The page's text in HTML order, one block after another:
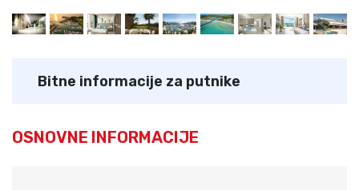
Bitne informacije za putnike
OSNOVNE INFORMACIJE